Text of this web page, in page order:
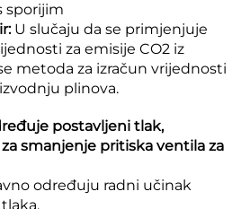
sporijim
U slučaju da se primjenjuje
za emisije CO2 iz
metoda za izračun vrijednosti
plinova.
postavljeni tlak,
smanjenje pritiska ventila za
određuju radni učinak